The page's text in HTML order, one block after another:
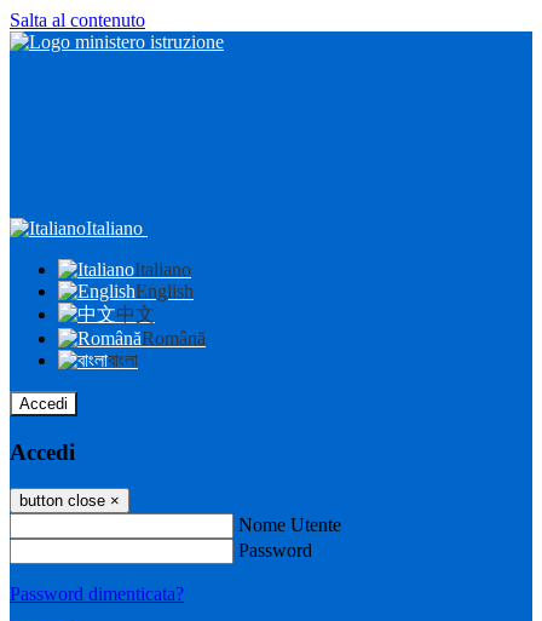
Salta al contenuto
Italiano
Italiano
English
中文
Română
বাংলা
Accedi
Accedi
button close ×
Nome Utente
Password
Password dimenticata?